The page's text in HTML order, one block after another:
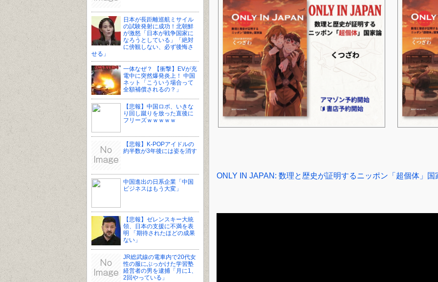
日本が長距離巡航ミサイル
の試験発射に成功！北朝鮮
が激怒「日本が戦争国家に
なろうとしている」「絶対
に傍観しない、必ず後悔さ
せる」
一体なぜ？ 【衝撃】EVが充
電中に突然爆発炎上！ 中国
ネット「こういう場合って
全額補償されるの？」
【悲報】中国ロボ、いきな
り回し蹴りを放った直後に
フリーズｗｗｗｗｗ
【悲報】K-POPアイドルの
約半数が3年後には姿を消す
中国進出の日系企業「中国
ビジネスはもう大変」
【悲報】ゼレンスキー大統
領、日本の支援に不満を表
明 「期待されたほどの成果
ない」
JR総武線の電車内で20代女
性の服にぶっかけた学習塾
経営者の男を逮捕「月に1、
2回やっている」
ONLY IN JAPAN: 数理と歴史が証明するニッポン「超個体」国